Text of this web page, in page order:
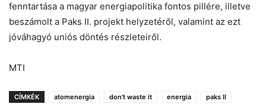
fenntartása a magyar energiapolitika fontos pillére, illetve
beszámolt a Paks II. projekt helyzetéről, valamint az ezt
jóváhagyó uniós döntés részleteiről.
MTI
CÍMKÉK atomenergia don't waste it energia
paks II